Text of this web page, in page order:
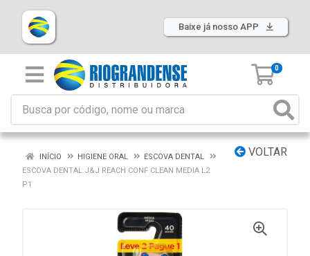
Baixe já nosso APP
0
VOLTAR
INÍCIO HIGIENE ORAL
ESCOVA DENTAL
ESCOVA DENTAL J&J REACH CONF CLEAN MEDIA L2
P1